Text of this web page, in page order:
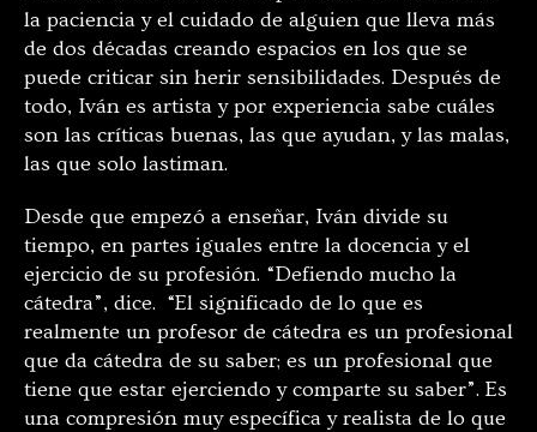
la paciencia y el cuidado de alguien que lleva más
de dos décadas creando espacios en los que se
puede criticar sin herir sensibilidades. Después de
todo, Iván es artista y por experiencia sabe cuáles
son las críticas buenas, las que ayudan, y las malas,
las que solo lastiman.
Desde que empezó a enseñar, Iván divide su
tiempo, en partes iguales entre la docencia y el
ejercicio de su profesión. “Defiendo mucho la
cátedra”, dice. “El significado de lo que es
realmente un profesor de cátedra es un profesional
que da cátedra de su saber; es un profesional que
tiene que estar ejerciendo y comparte su saber”. Es
una compresión muy específica y realista de lo que